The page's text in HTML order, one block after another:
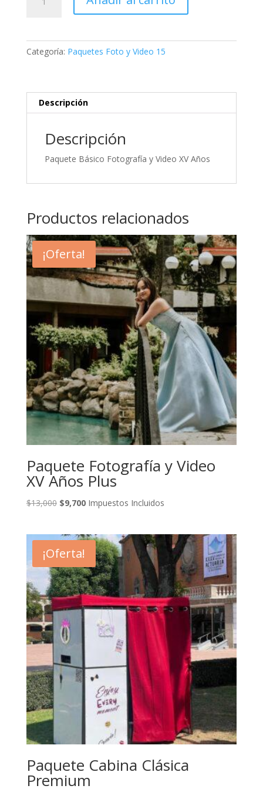
Básico
Categoría: Paquetes Foto y Video 15
Descripción
Descripción
Paquete Básico Fotografía y Video XV Años
Productos relacionados
¡Oferta!
Paquete Fotografía y Video
XV Años Plus
$13,000 Original
$13,000.
$9,700Current
$9,700.
Impuestos Incluidos
¡Oferta!
Paquete Cabina Clásica
Premium